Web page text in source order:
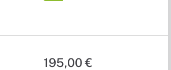
195,00 €